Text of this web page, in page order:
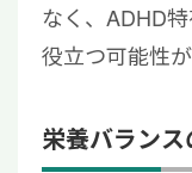
なく、ADHD
役立つ可能性が
栄養バラン